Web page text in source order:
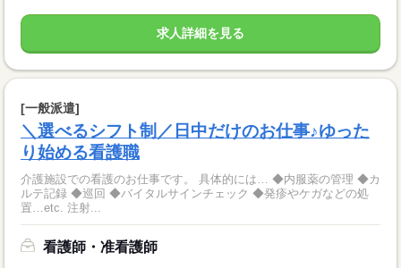
求人詳細を見る
[一般派遣]
＼選べるシフト制／日中だけのお仕事♪ゆった
り始める看護職
介護施設での看護のお仕事です。 具体的には… ◆内服薬の管理 ◆カ
ルテ記録 ◆巡回 ◆バイタルサインチェック ◆発疹やケガなどの処
置…etc. 注射...
看護師・准看護師